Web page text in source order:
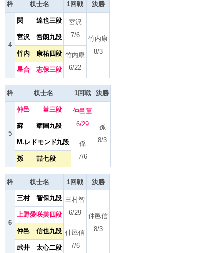
枠 棋士名 1回戦 決勝
4
関 達也三段
宮沢
7/6
竹内康
8/3
宮沢 吾朗九段
竹内 康祐四段 竹内康
6/22
星合 志保三段
枠 棋士名 1回戦 決勝
5
仲邑 菫三段
仲邑菫
6/29
孫
8/3
蘇 耀国九段
M.レドモンド九段
孫
7/6
孫 喆七段
枠 棋士名 1回戦 決勝
6
三村 智保九段 三村智
6/29
仲邑信
8/3
上野愛咲美四段
仲邑 信也九段 仲邑信
7/6
武井 太心二段